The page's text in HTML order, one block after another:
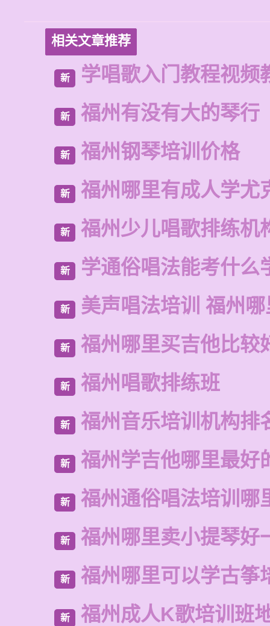
相关文章推荐
新 学唱歌入门教程视频
新 福州有没有大的琴行
新 福州钢琴培训价格
新 福州哪里有成人学尤
新 福州少儿唱歌排练机
新 学通俗唱法能考什么
新 美声唱法培训 福州
新 福州哪里买吉他比较
新 福州唱歌排练班
新 福州音乐培训机构排
新 福州学吉他哪里最好
新 福州通俗唱法培训哪
新 福州哪里卖小提琴好
新 福州哪里可以学古筝
新 福州成人K歌培训班